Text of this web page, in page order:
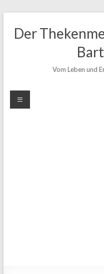
Inhalt
springen
Der
Vom Leben und